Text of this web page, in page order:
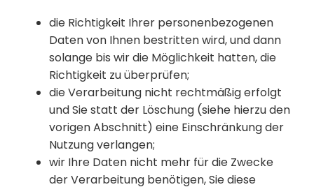
die Richtigkeit Ihrer personenbezogenen
Daten von Ihnen bestritten wird, und dann
solange bis wir die Möglichkeit hatten, die
Richtigkeit zu überprüfen;
die Verarbeitung nicht rechtmäßig erfolgt
und Sie statt der Löschung (siehe hierzu den
vorigen Abschnitt) eine Einschränkung der
Nutzung verlangen;
wir Ihre Daten nicht mehr für die Zwecke
der Verarbeitung benötigen, Sie diese